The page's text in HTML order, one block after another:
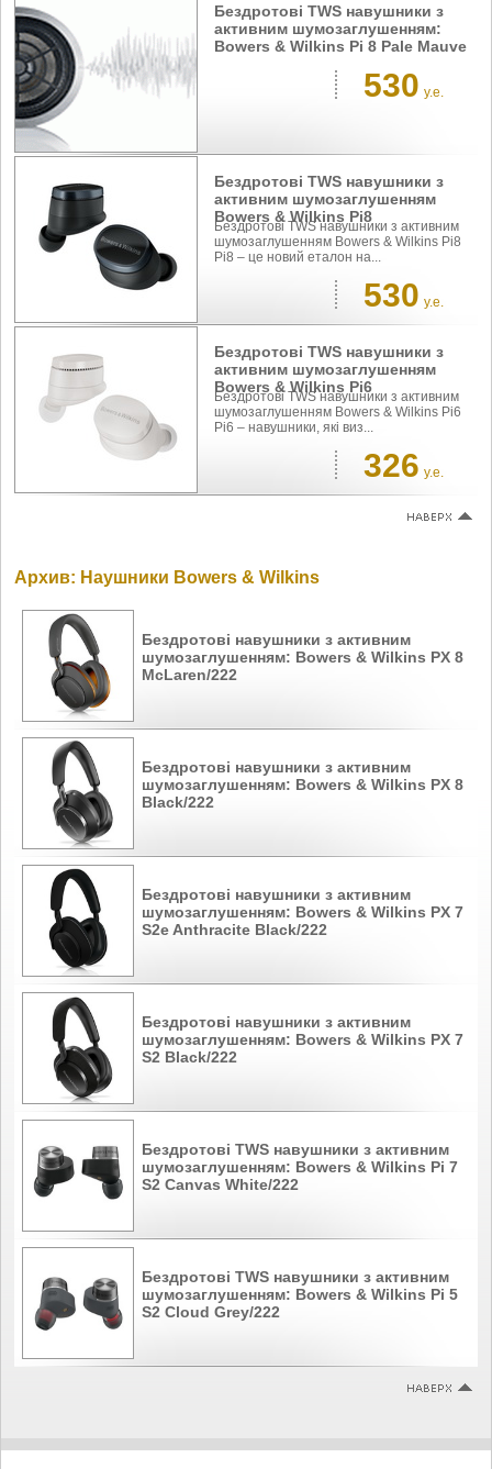
Бездротові TWS навушники з
активним шумозаглушенням:
Bowers & Wilkins Pi 8 Pale Mauve
530 у.е.
Бездротові TWS навушники з
активним шумозаглушенням
Bowers & Wilkins Pi8
Бездротові TWS навушники з активним
шумозаглушенням Bowers & Wilkins Pi8
Pi8 – це новий еталон на...
530 у.е.
Бездротові TWS навушники з
активним шумозаглушенням
Bowers & Wilkins Pi6
Бездротові TWS навушники з активним
шумозаглушенням Bowers & Wilkins Pi6
Pi6 – навушники, які виз...
326 у.е.
Архив: Наушники Bowers & Wilkins
Бездротові навушники з активним
шумозаглушенням: Bowers & Wilkins PX 8
McLaren/222
Бездротові навушники з активним
шумозаглушенням: Bowers & Wilkins PX 8
Black/222
Бездротові навушники з активним
шумозаглушенням: Bowers & Wilkins PX 7
S2e Anthracite Black/222
Бездротові навушники з активним
шумозаглушенням: Bowers & Wilkins PX 7
S2 Black/222
Бездротові TWS навушники з активним
шумозаглушенням: Bowers & Wilkins Pi 7
S2 Canvas White/222
Бездротові TWS навушники з активним
шумозаглушенням: Bowers & Wilkins Pi 5
S2 Cloud Grey/222